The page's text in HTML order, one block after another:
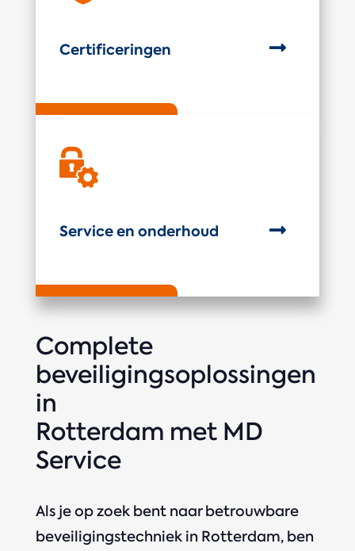

Certificeringen

Service en onderhoud
Complete
beveiligingsoplossingen
in
Rotterdam met MD
Service
Als je op zoek bent naar betrouwbare
beveiligingstechniek in Rotterdam, ben